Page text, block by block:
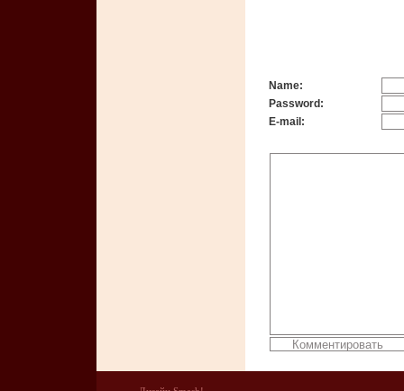
Name:
Password:
E-mail: